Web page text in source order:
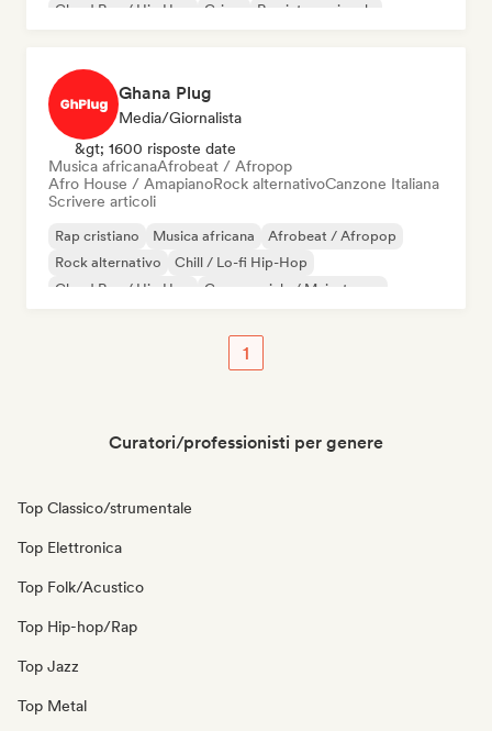
Cloud Rap / Hip Hop
Grime Rap internazionale
Ghana Plug
Media/Giornalista
&gt; 1600 risposte date
Musica africanaAfrobeat / Afropop
Afro House / AmapianoRock alternativoCanzone Italiana
Scrivere articoli
Rap cristiano Musica africana
Afrobeat / Afropop
Rock alternativo
Chill / Lo-fi Hip-Hop
Cloud Rap / Hip Hop
Commerciale / Mainstream
1
Curatori/professionisti per genere
Top Classico/strumentale
Top Elettronica
Top Folk/Acustico
Top Hip-hop/Rap
Top Jazz
Top Metal